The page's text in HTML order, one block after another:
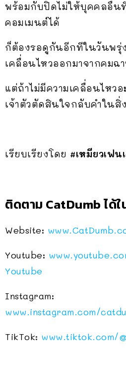
พร้อมกับปิดไม่ให้บุคคลอื่นที่
คอมเมนต์ได้
ก็ต้องรอดูกันอีกทีในวันพรุ่
เคลื่อนไหวออกมาจากคมฉ
แต่ถ้าไม่มีความเคลื่อนไหวอ
เจ้าตัวตัดสินใจกลับคำในสิ่
เรียบเรียงโดย #เหมียวเฟน
ติดตาม CatDumb ได้
Website:
Youtube:
Youtube
Instagram:
www.instagram.com/
TikTok: www.tiktok.com/